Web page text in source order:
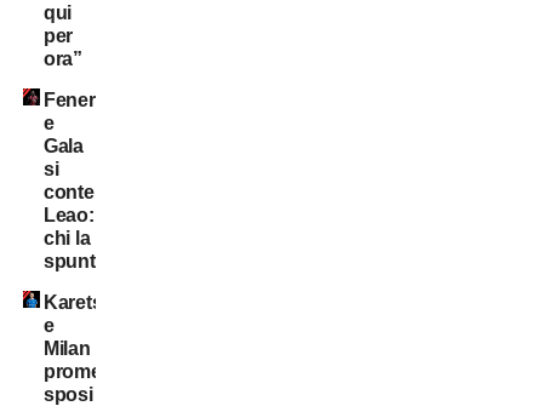
qui
per
ora”
Fener
e
Gala
si
contendono
Leao:
chi la
spunta?
Karetsas
e
Milan
promessi
sposi